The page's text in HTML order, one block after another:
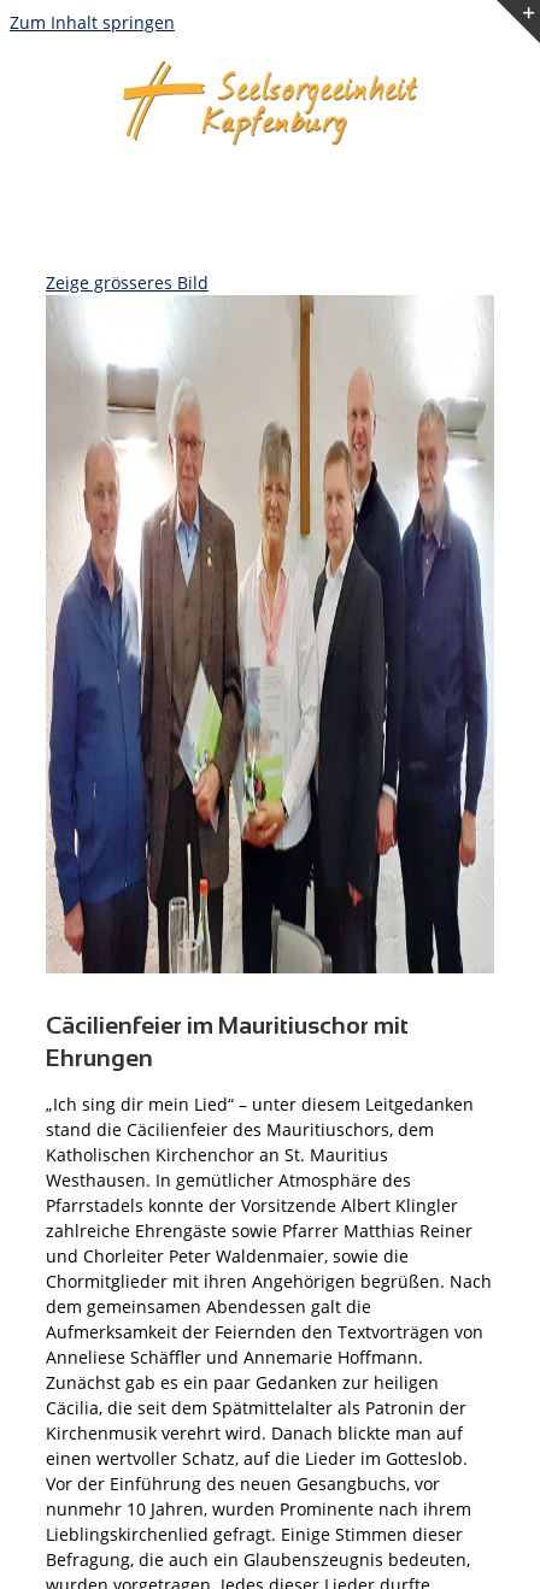
Zum Inhalt springen
Zeige grösseres Bild
Cäcilienfeier im Mauritiuschor mit
Ehrungen
„Ich sing dir mein Lied“ – unter diesem Leitgedanken
stand die Cäcilienfeier des Mauritiuschors, dem
Katholischen Kirchenchor an St. Mauritius
Westhausen. In gemütlicher Atmosphäre des
Pfarrstadels konnte der Vorsitzende Albert Klingler
zahlreiche Ehrengäste sowie Pfarrer Matthias Reiner
und Chorleiter Peter Waldenmaier, sowie die
Chormitglieder mit ihren Angehörigen begrüßen. Nach
dem gemeinsamen Abendessen galt die
Aufmerksamkeit der Feiernden den Textvorträgen von
Anneliese Schäffler und Annemarie Hoffmann.
Zunächst gab es ein paar Gedanken zur heiligen
Cäcilia, die seit dem Spätmittelalter als Patronin der
Kirchenmusik verehrt wird. Danach blickte man auf
einen wertvoller Schatz, auf die Lieder im Gotteslob.
Vor der Einführung des neuen Gesangbuchs, vor
nunmehr 10 Jahren, wurden Prominente nach ihrem
Lieblingskirchenlied gefragt. Einige Stimmen dieser
Befragung, die auch ein Glaubenszeugnis bedeuten,